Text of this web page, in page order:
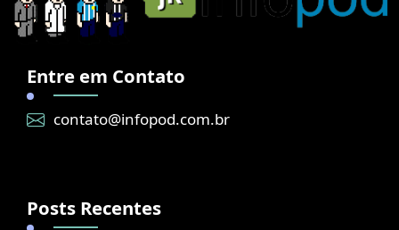
Entre em Contato
contato@infopod.com.br
Posts Recentes